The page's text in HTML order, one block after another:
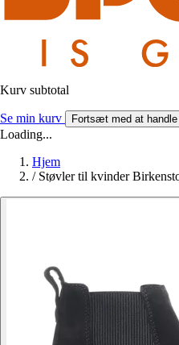
Kurv subtotal
Se min kurv Fortsæt med at handle
Loading...
Hjem
/ Støvler til kvinder